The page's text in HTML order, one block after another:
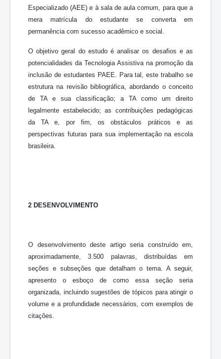
Especializado (AEE) e à sala de aula comum, para que a
mera matrícula do estudante se converta em
permanência com sucesso acadêmico e social.
O objetivo geral do estudo é analisar os desafios e as
potencialidades da Tecnologia Assistiva na promoção da
inclusão de estudantes PAEE. Para tal, este trabalho se
estrutura na revisão bibliográfica, abordando o conceito
de TA e sua classificação; a TA como um direito
legalmente estabelecido; as contribuições pedagógicas
da TA e, por fim, os obstáculos práticos e as
perspectivas futuras para sua implementação na escola
brasileira.
2 DESENVOLVIMENTO
O desenvolvimento deste artigo seria construído em,
aproximadamente, 3.500 palavras, distribuídas em
seções e subseções que detalham o tema. A seguir,
apresento o esboço de como essa seção seria
organizada, incluindo sugestões de tópicos para atingir o
volume e a profundidade necessários, com exemplos de
citações.